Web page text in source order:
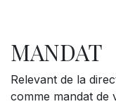
MANDAT
Relevant de la
comme mandat de